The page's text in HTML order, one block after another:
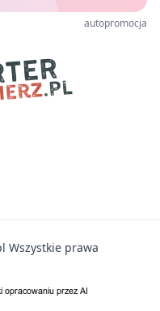
autopromocja
Wszystkie prawa